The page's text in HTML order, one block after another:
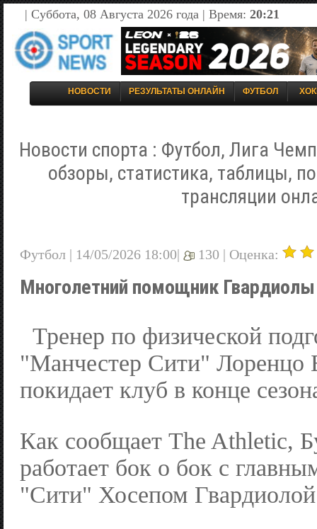
| Суббота, 08 Августа 2026 года | Время: 20:21
НОВОСТИ РЕЗУЛЬТАТЫ ОНЛАЙН ФУТБОЛ
Новости спорта : Футбол, Лига
обзоры, статистика, таблицы,
трансляции
Футбол | 14/05/2026 18:00| 130 | Оценка:
Многолетний помощник
Тренер по физической
"Манчестер Сити" Лоренцо
покидает клуб в конце
Как сообщает The Athletic,
работает бок о бок с
"Сити" Хосепом